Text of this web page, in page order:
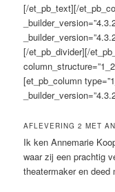
[/et_pb_text][/
[/et_pb_divider][/
[et_pb_column
AFLEVERING 2 MET
Ik ken Annemarie
waar zij een prachtig
theatermaker en deed